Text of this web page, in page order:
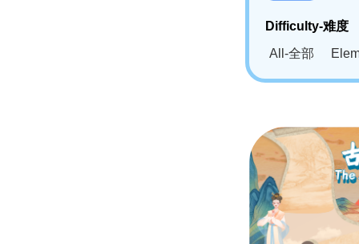
Difficulty-难度
All-全部